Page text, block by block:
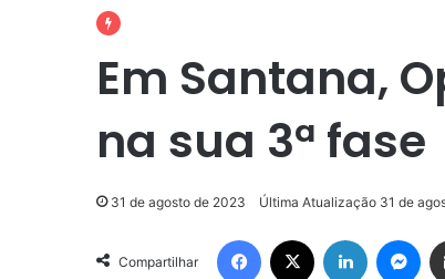
Em Santana,
na sua 3ª fase
31 de agosto de 2023 Última Atualização 31 de
Compartilhar
Facebook Linkedin